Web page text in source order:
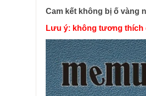
Cam kết không bị ố vàng
Lưu ý: không tương thích